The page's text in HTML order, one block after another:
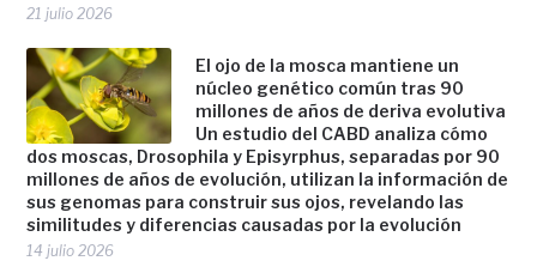
21 julio 2026
El ojo de la mosca mantiene un
núcleo genético común tras 90
millones de años de deriva evolutiva
Un estudio del CABD analiza cómo
dos moscas, Drosophila y Episyrphus, separadas por 90
millones de años de evolución, utilizan la información de
sus genomas para construir sus ojos, revelando las
similitudes y diferencias causadas por la evolución
14 julio 2026